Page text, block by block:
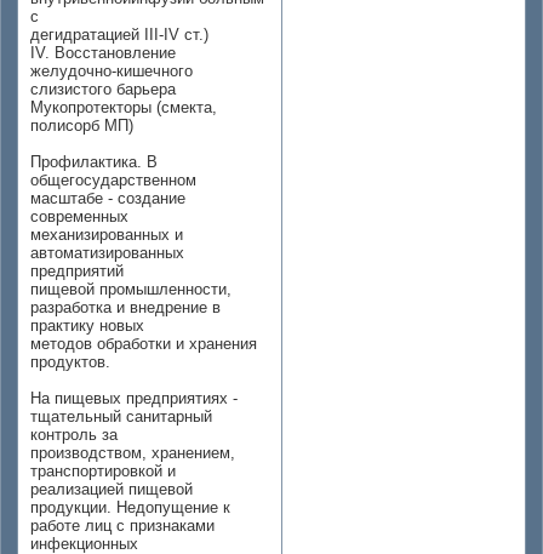
с
дегидратацией III-IV ст.)
IV. Восстановление
желудочно-кишечного
слизистого барьера
Мукопротекторы (смекта,
полисорб МП)
Профилактика. В
общегосударственном
масштабе - создание
современных
механизированных и
автоматизированных
предприятий
пищевой промышленности,
разработка и внедрение в
практику новых
методов обработки и хранения
продуктов.
На пищевых предприятиях -
тщательный санитарный
контроль за
производством, хранением,
транспортировкой и
реализацией пищевой
продукции. Недопущение к
работе лиц с признаками
инфекционных